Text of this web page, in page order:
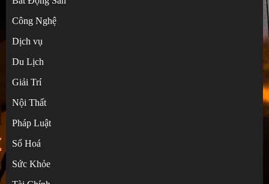
Công Nghệ
Dịch vụ
Du Lịch
Giải Trí
Nội Thất
Pháp Luật
Số Hoá
Sức Khỏe